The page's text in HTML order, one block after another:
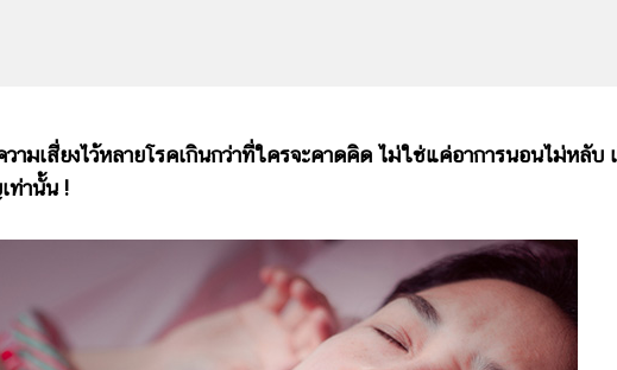
สี่ยงไว้หลายโรคเกินกว่าที่ใครจะคาดคิด ไม่ใช่แค่อาการนอนไม่หลับ
ท่านั้น !